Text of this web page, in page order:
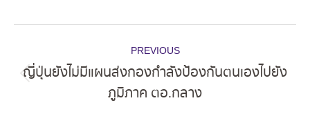
navigation
PREVIOUS
post:
ญี่ปุ่นยังไม่มีแผนส่งกองกำลังป้องกันตนเองไปยัง
ภูมิภาค ตอ.กลาง